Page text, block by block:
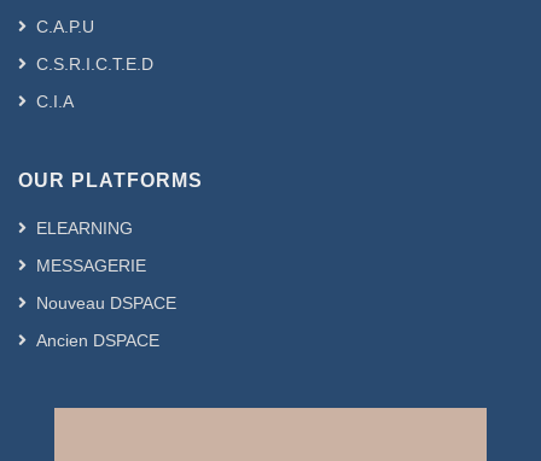
C.A.P.U
C.S.R.I.C.T.E.D
C.I.A
OUR PLATFORMS
ELEARNING
MESSAGERIE
Nouveau DSPACE
Ancien DSPACE